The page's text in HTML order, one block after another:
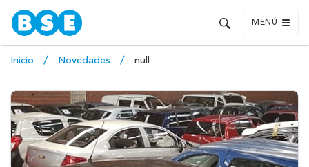
MENÚ
Inicio Novedades null